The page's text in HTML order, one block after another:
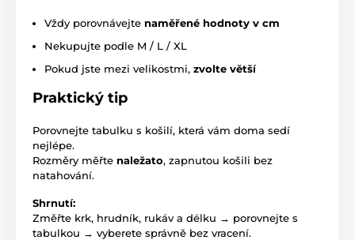
Vždy porovnávejte naměřené hodnoty v cm
Nekupujte podle M / L / XL
Pokud jste mezi velikostmi, zvolte větší
Praktický tip
Porovnejte tabulku s košilí, která vám doma sedí
nejlépe.
Rozměry měřte naležato, zapnutou košili bez
natahování.
Shrnutí:
Změřte krk, hrudník, rukáv a délku → porovnejte s
tabulkou → vyberete správně bez vracení.